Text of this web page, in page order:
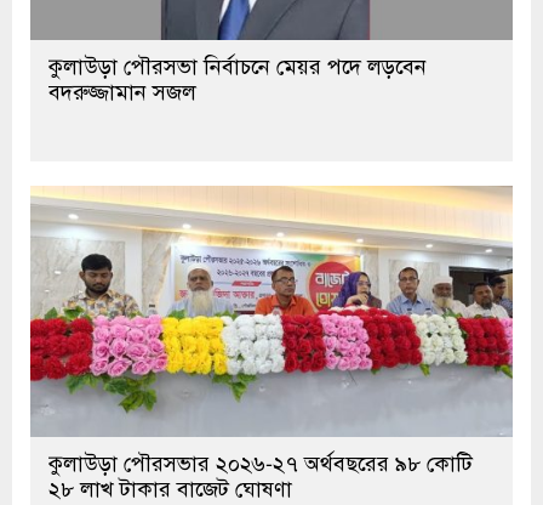
কুলাউড়া পৌরসভা নির্বাচনে মেয়র পদে লড়বেন
বদরুজ্জামান সজল
কুলাউড়া পৌরসভার ২০২৬-২৭ অর্থবছরের ৯৮ কোটি
২৮ লাখ টাকার বাজেট ঘোষণা